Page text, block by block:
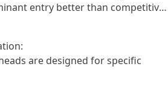
entry better than competitive
are designed for specific